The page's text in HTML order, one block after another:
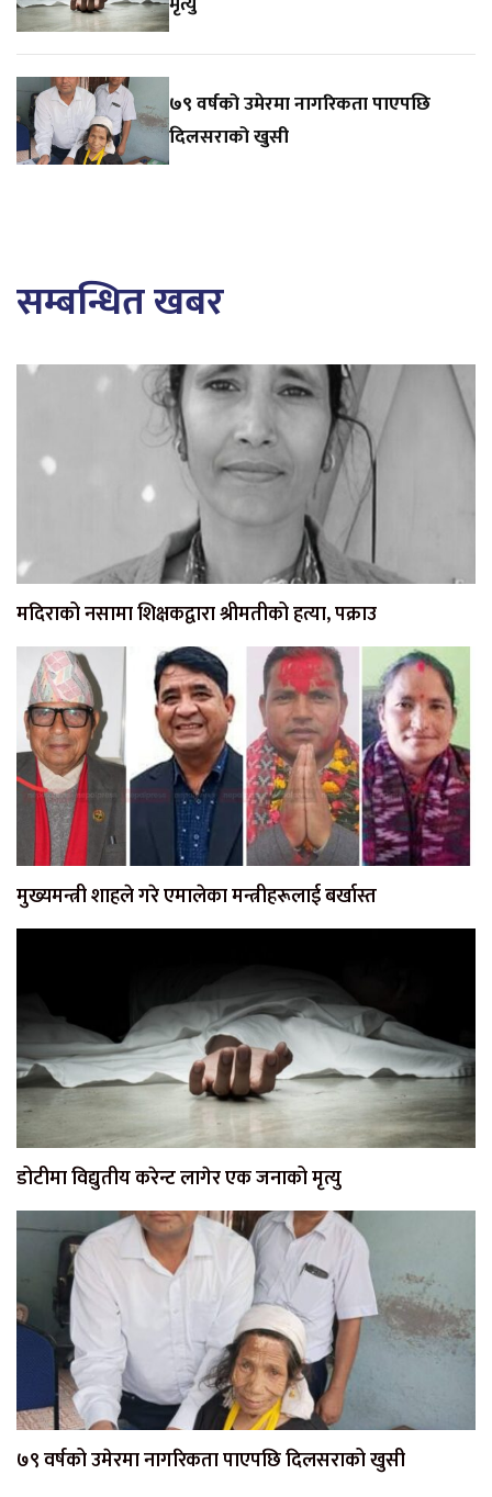
७९ वर्षको उमेरमा नागरिकता पाएपछि
दिलसराको खुसी
सम्बन्धित खबर
मदिराको नसामा शिक्षकद्वारा श्रीमतीको हत्या, पक्राउ
मुख्यमन्त्री शाहले गरे एमालेका मन्त्रीहरूलाई बर्खास्त
डोटीमा विद्युतीय करेन्ट लागेर एक जनाको मृत्यु
७९ वर्षको उमेरमा नागरिकता पाएपछि दिलसराको खुसी